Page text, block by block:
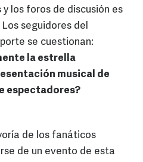
los foros de discusión es
seguidores del
se cuestionan:
la estrella
musical de
espectadores?
de los fanáticos
de un evento de esta